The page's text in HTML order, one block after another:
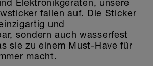
fallen auf. Die Sticker
und
sondern auch wasserfest
sie zu einem Must-Have für
macht.